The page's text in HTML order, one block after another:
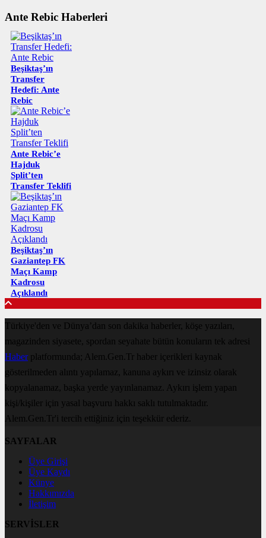
Ante Rebic Haberleri
Beşiktaş’ın
Transfer
Hedefi: Ante
Rebic
Ante Rebic’e
Hajduk
Split’ten
Transfer Teklifi
Beşiktaş’ın
Gaziantep FK
Maçı Kamp
Kadrosu
Açıklandı
Türkiye'den ve Dünya’dan son dakika haberler, köşe yazıları,
magazinden siyasete, spordan seyahate bütün konuların tek adresi
Haberplatformunda; Alem.Gen.Tr haber içerikleri kaynak
gösterilmeden alıntı yapılamaz, kanuna aykırı ve izinsiz olarak
kopyalanamaz, başka yerde yayınlanamaz. Aykırı işlem yapan
kişi/kişiler için yasal başvuru hakkı saklı tutulmaktadır.
Alem.Gen.Tr'i tercih ettiğiniz için teşekkür ederiz.
SAYFALAR
Üye Girişi
Üye Kaydı
Künye
Hakkımızda
İletişim
SERVİSLER